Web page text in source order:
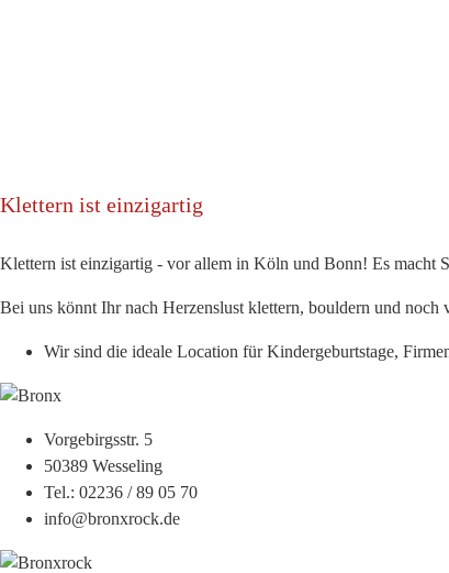
Klettern ist einzigartig
Klettern ist einzigartig - vor allem in Köln und Bonn! Es macht
Bei uns könnt Ihr nach Herzenslust klettern, bouldern und noch
Wir sind die ideale Location für Kindergeburtstage,
Vorgebirgsstr. 5
50389 Wesseling
Tel.: 02236 / 89 05 70
info@bronxrock.de